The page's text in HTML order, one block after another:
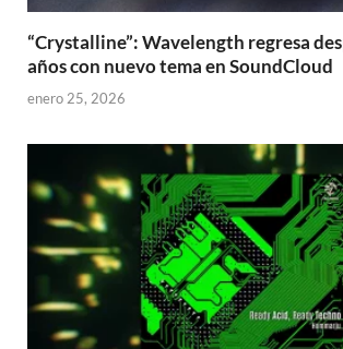
“Crystalline”: Wavelength regresa
años con nuevo tema en SoundCloud
enero 25, 2026